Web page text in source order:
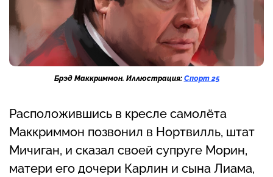
Брэд Маккриммон. Иллюстрация: Спорт 25
Расположившись в кресле самолёта
Маккриммон позвонил в Нортвилль, штат
Мичиган, и сказал своей супруге Морин,
матери его дочери Карлин и сына Лиама,